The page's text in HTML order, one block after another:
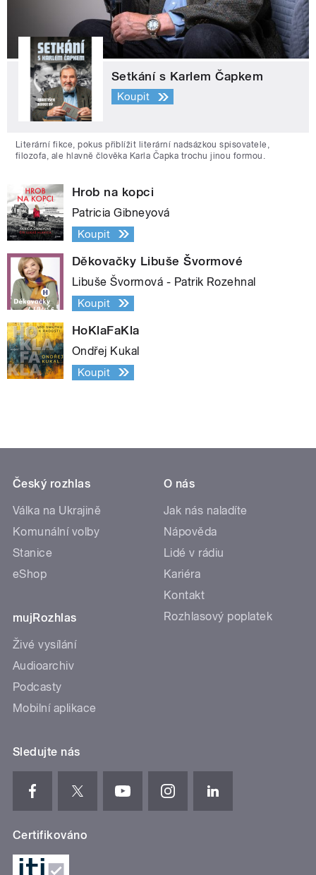
Setkání s Karlem Čapkem
Koupit
Literární fikce, pokus přiblížit literární nadsázkou spisovatele,
filozofa, ale hlavně člověka Karla Čapka trochu jinou formou.
Hrob na kopci
Patricia Gibneyová
Koupit
Děkovačky Libuše Švormové
Libuše Švormová - Patrik Rozehnal
Koupit
HoKlaFaKla
Ondřej Kukal
Koupit
Český rozhlas
Válka na Ukrajině
Komunální volby
Stanice
eShop
mujRozhlas
Živé vysílání
Audioarchiv
Podcasty
Mobilní aplikace
O nás
Jak nás naladíte
Nápověda
Lidé v rádiu
Kariéra
Kontakt
Rozhlasový poplatek
Sledujte nás
Certifikováno